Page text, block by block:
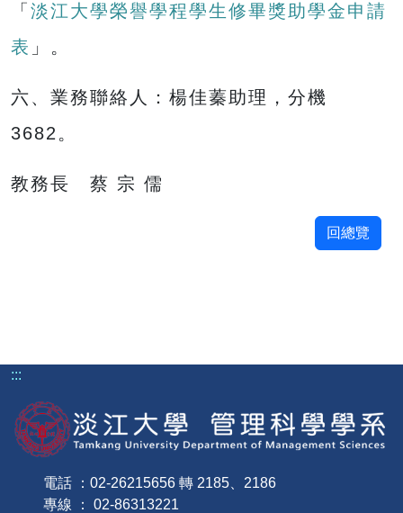
「 淡江大學榮譽學程學生修畢獎助學金申請
表 」。
六、業務聯絡人：楊佳蓁助理，分機
3682。
教務長 蔡 宗 儒
回總覽
:::
電話 ：02-26215656 轉 2185、2186
專線 ： 02-86313221